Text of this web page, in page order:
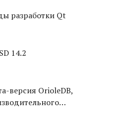
разработки Qt
14.2
версия OrioleDB,
для PostgreSQL